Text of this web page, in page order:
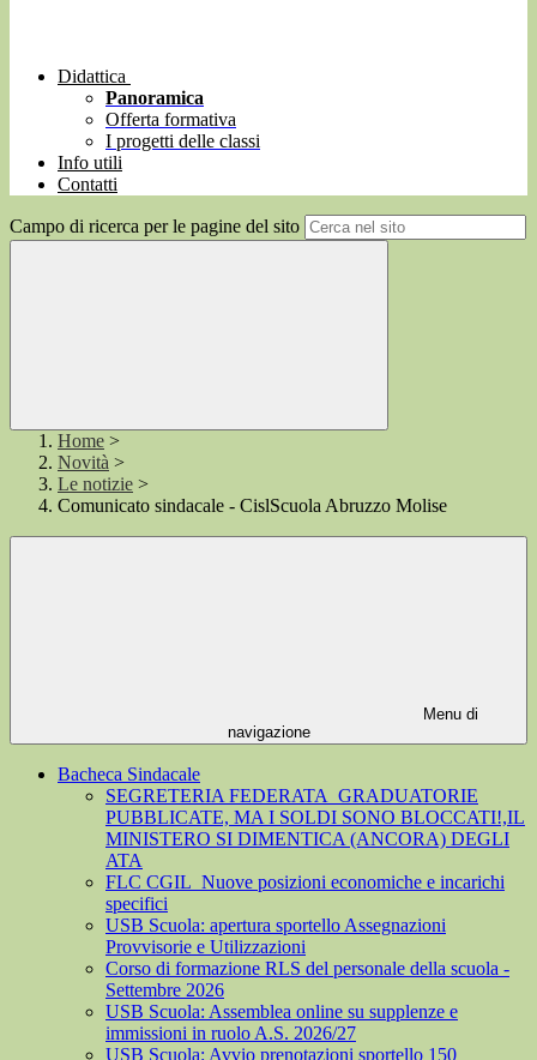
Didattica
Panoramica
Offerta formativa
I progetti delle classi
Info utili
Contatti
Campo di ricerca per le pagine del sito
Home >
Novità >
Le notizie >
Comunicato sindacale - CislScuola Abruzzo Molise
Menu di
navigazione
Bacheca Sindacale
SEGRETERIA FEDERATA_GRADUATORIE
PUBBLICATE, MA I SOLDI SONO BLOCCATI!,IL
MINISTERO SI DIMENTICA (ANCORA) DEGLI
ATA
FLC CGIL_Nuove posizioni economiche e incarichi
specifici
USB Scuola: apertura sportello Assegnazioni
Provvisorie e Utilizzazioni
Corso di formazione RLS del personale della scuola -
Settembre 2026
USB Scuola: Assemblea online su supplenze e
immissioni in ruolo A.S. 2026/27
USB Scuola: Avvio prenotazioni sportello 150